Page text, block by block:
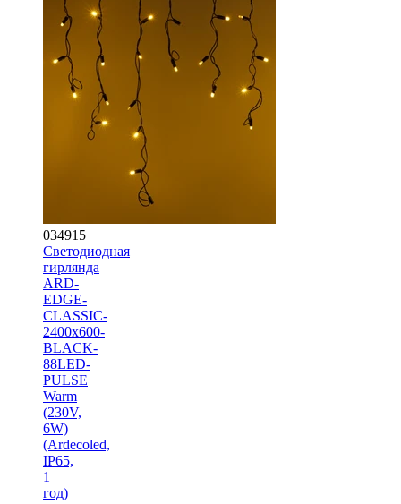
034915
Светодиодная
гирлянда
ARD-
EDGE-
CLASSIC-
2400x600-
BLACK-
88LED-
PULSE
Warm
(230V,
6W)
(Ardecoled,
IP65,
1
год)